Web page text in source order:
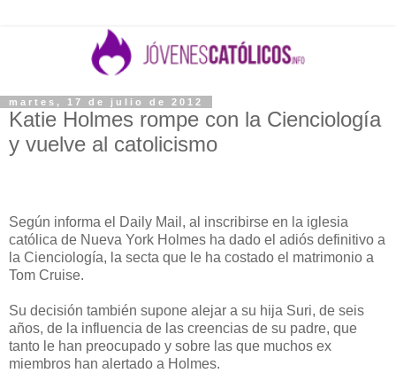
martes, 17 de julio de 2012
Katie Holmes rompe con la Cienciología
y vuelve al catolicismo
Según informa el Daily Mail, al inscribirse en la iglesia
católica de Nueva York Holmes ha dado el adiós definitivo a
la Cienciología, la secta que le ha costado el matrimonio a
Tom Cruise.
Su decisión también supone alejar a su hija Suri, de seis
años, de la influencia de las creencias de su padre, que
tanto le han preocupado y sobre las que muchos ex
miembros han alertado a Holmes.